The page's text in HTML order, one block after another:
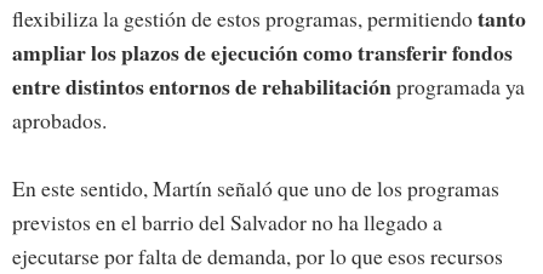
flexibiliza la gestión de estos programas, permitiendotanto
ampliar los plazos de ejecución como transferir fondos
entre distintos entornos de rehabilitaciónprogramada ya
aprobados.
En este sentido, Martín señaló que uno de los programas
previstos en el barrio del Salvador no ha llegado a
ejecutarse por falta de demanda, por lo que esos recursos